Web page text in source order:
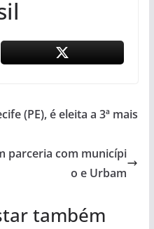
(PE), é eleita a 3ª mais
parceria com municípi
o e Urbam
também